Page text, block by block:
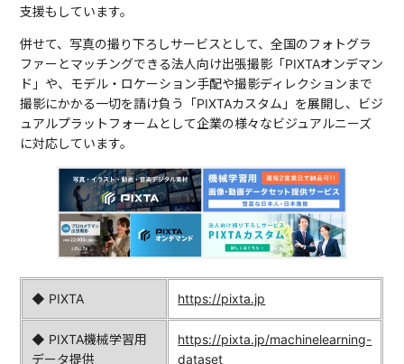
支援もしています。
併せて、写真の撮り下ろしサービスとして、全国のフォトグラ
ファーとマッチングできる法人向け出張撮影「PIXTAオンデマン
ド」や、モデル・ロケーション手配や撮影ディレクションまで
撮影にかかる一切を請け負う「PIXTAカスタム」を展開し、ビジ
ュアルプラットフォームとして企業の様々なビジュアルニーズ
に対応しています。
◆ PIXTA https://pixta.jp
◆ PIXTA機械学習用
データ提供
https://pixta.jp/machinelearning-
dataset